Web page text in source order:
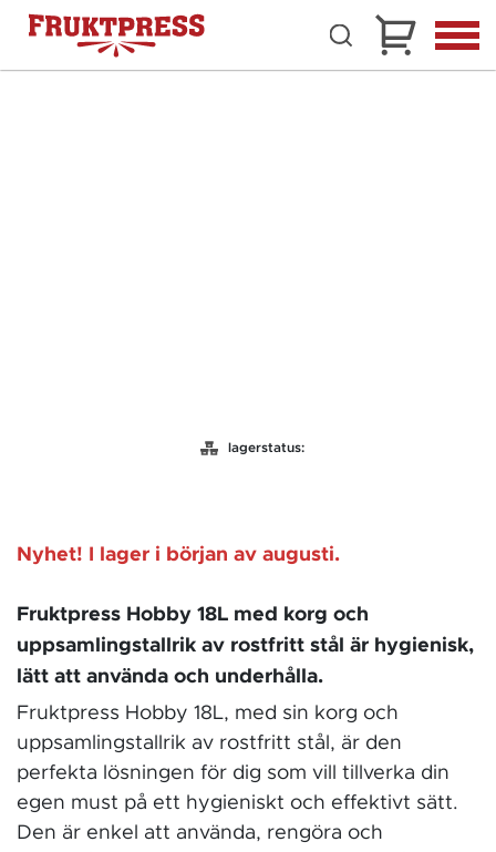
lagerstatus:
Nyhet! I lager i början av augusti.
Fruktpress Hobby 18L med korg och
uppsamlingstallrik av rostfritt stål är hygienisk,
lätt att använda och underhålla.
Fruktpress Hobby 18L, med sin korg och
uppsamlingstallrik av rostfritt stål, är den
perfekta lösningen för dig som vill tillverka din
egen must på ett hygieniskt och effektivt sätt.
Den är enkel att använda, rengöra och